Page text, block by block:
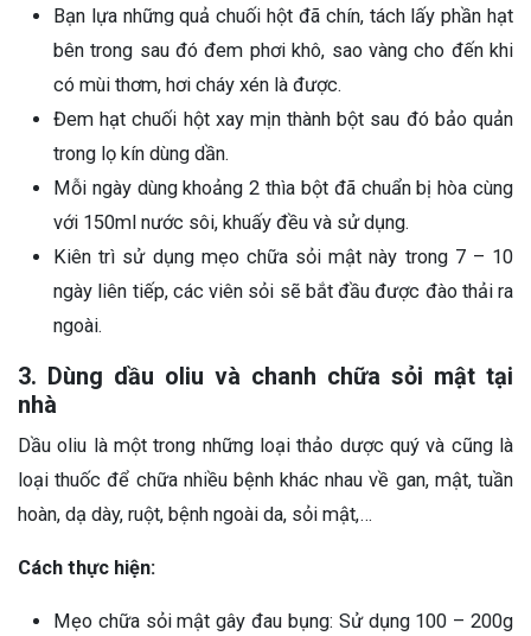
Bạn lựa những quả chuối hột đã chín, tách lấy phần hạt
bên trong sau đó đem phơi khô, sao vàng cho đến khi
có mùi thơm, hơi cháy xén là được.
Đem hạt chuối hột xay mịn thành bột sau đó bảo quản
trong lọ kín dùng dần.
Mỗi ngày dùng khoảng 2 thìa bột đã chuẩn bị hòa cùng
với 150ml nước sôi, khuấy đều và sử dụng.
Kiên trì sử dụng mẹo chữa sỏi mật này trong 7 – 10
ngày liên tiếp, các viên sỏi sẽ bắt đầu được đào thải ra
ngoài.
3. Dùng dầu oliu và chanh chữa sỏi mật tại
nhà
Dầu oliu là một trong những loại thảo dược quý và cũng là
loại thuốc để chữa nhiều bệnh khác nhau về gan, mật, tuần
hoàn, dạ dày, ruột, bệnh ngoài da, sỏi mật,…
Cách thực hiện:
Mẹo chữa sỏi mật gây đau bụng: Sử dụng 100 – 200g